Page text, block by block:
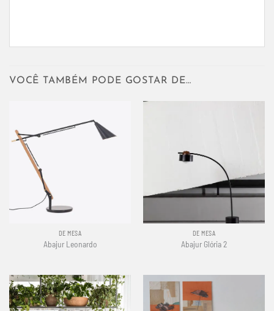
VOCÊ TAMBÉM PODE GOSTAR DE…
DE MESA
Abajur Leonardo
DE MESA
Abajur Glória 2